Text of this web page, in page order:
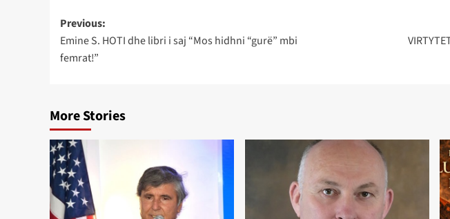
Post
navigation
Previous:
Emine S. HOTI dhe libri i saj “Mos hidhni “gurë” mbi
femrat!”
More Stories